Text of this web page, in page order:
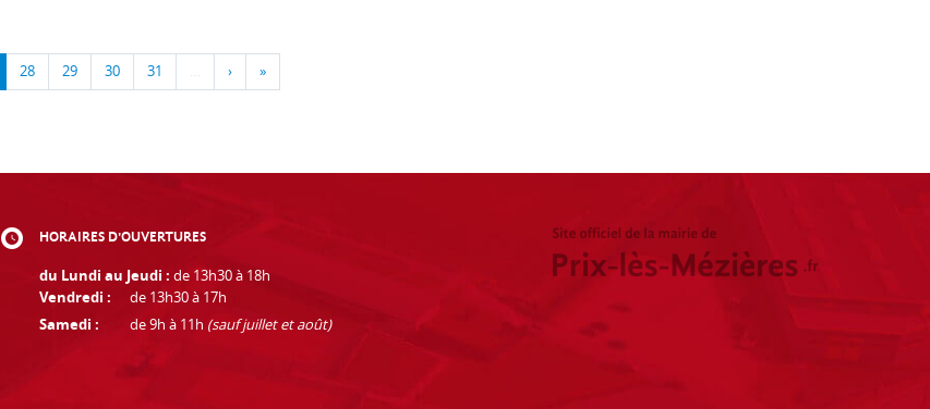
28 29 30 31 … › »
HORAIRES D'OUVERTURES
du Lundi au Jeudi : de 13h30 à 18h
Vendredi :
de 13h30 à 17h
Samedi :
de 9h à 11h (sauf juillet et août)